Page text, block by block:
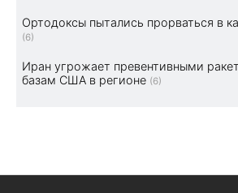
Ортодоксы пытались прорваться в
(6)
Иран угрожает превентивными
базам США в регионе (6)